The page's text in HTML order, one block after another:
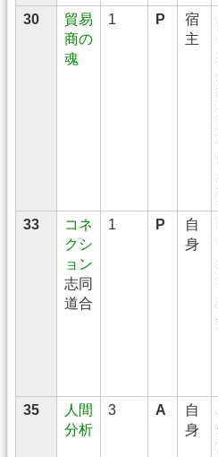
30
貿易
商の
魂
1 P
宿
主
33
コネ
クシ
ョン
志同
道合
1 P
自
身
35
人間
分析
3 A
自
身